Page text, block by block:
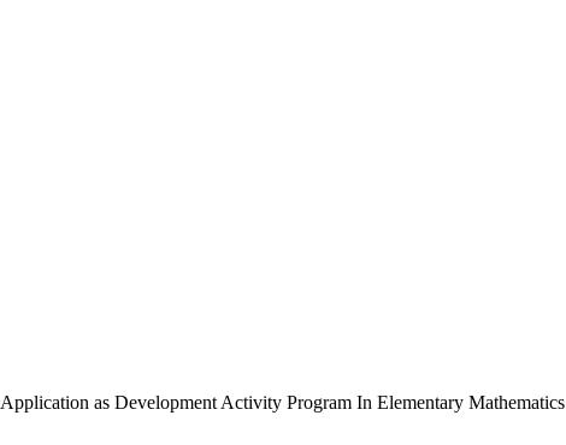
as Development Activity Program In Elementary Mathematics